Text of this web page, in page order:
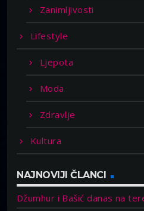
Zanimljivosti
Lifestyle
Ljepota
Moda
Zdravlje
Kultura
NAJNOVIJI ČLANCI
Džumhur i Bašić danas na